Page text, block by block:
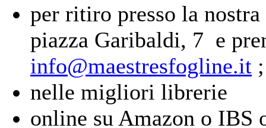
per ritiro presso la
piazza Garibaldi, 7 e
info@maestresfogline.it
nelle migliori librerie
online su Amazon o IBS